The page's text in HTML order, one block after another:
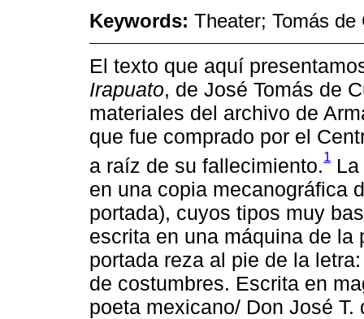
Keywords: Theater; Tomás de
El texto que aquí
Irapuato, de José Tomás de
materiales del archivo de
que fue comprado por el
a raíz de su fallecimiento.1
en una copia mecanográfica
portada), cuyos tipos muy
escrita en una máquina de
portada reza al pie de la
de costumbres. Escrita en
poeta mexicano/ Don José T.